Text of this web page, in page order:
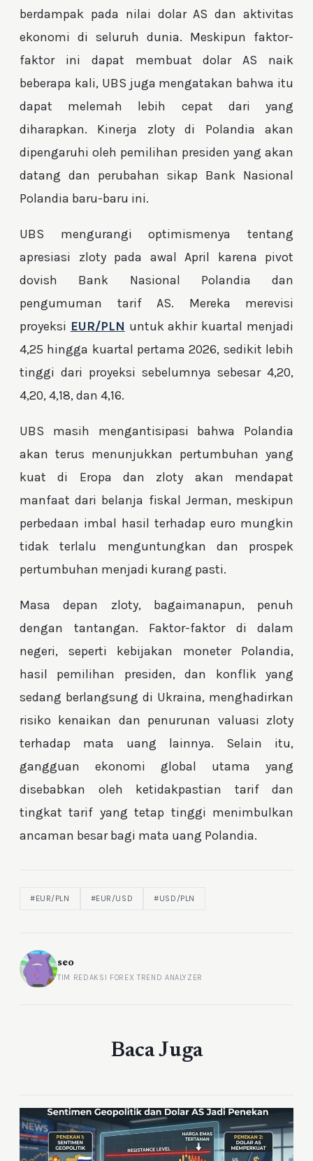
berdampak pada nilai dolar AS dan aktivitas
ekonomi di seluruh dunia. Meskipun faktor-
faktor ini dapat membuat dolar AS naik
beberapa kali, UBS juga mengatakan bahwa itu
dapat melemah lebih cepat dari yang
diharapkan. Kinerja zloty di Polandia akan
dipengaruhi oleh pemilihan presiden yang akan
datang dan perubahan sikap Bank Nasional
Polandia baru-baru ini.
UBS mengurangi optimismenya tentang
apresiasi zloty pada awal April karena pivot
dovish Bank Nasional Polandia dan
pengumuman tarif AS. Mereka merevisi
proyeksi EUR/PLN untuk akhir kuartal menjadi
4,25 hingga kuartal pertama 2026, sedikit lebih
tinggi dari proyeksi sebelumnya sebesar 4,20,
4,20, 4,18, dan 4,16.
UBS masih mengantisipasi bahwa Polandia
akan terus menunjukkan pertumbuhan yang
kuat di Eropa dan zloty akan mendapat
manfaat dari belanja fiskal Jerman, meskipun
perbedaan imbal hasil terhadap euro mungkin
tidak terlalu menguntungkan dan prospek
pertumbuhan menjadi kurang pasti.
Masa depan zloty, bagaimanapun, penuh
dengan tantangan. Faktor-faktor di dalam
negeri, seperti kebijakan moneter Polandia,
hasil pemilihan presiden, dan konflik yang
sedang berlangsung di Ukraina, menghadirkan
risiko kenaikan dan penurunan valuasi zloty
terhadap mata uang lainnya. Selain itu,
gangguan ekonomi global utama yang
disebabkan oleh ketidakpastian tarif dan
tingkat tarif yang tetap tinggi menimbulkan
ancaman besar bagi mata uang Polandia.
#EUR/PLN #EUR/USD #USD/PLN
seo
TIM REDAKSI FOREX TREND ANALYZER
Baca Juga